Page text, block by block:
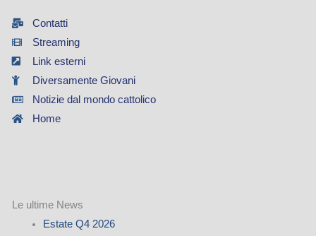
Contatti
Streaming
Link esterni
Diversamente Giovani
Notizie dal mondo cattolico
Home
Le ultime News
Estate Q4 2026